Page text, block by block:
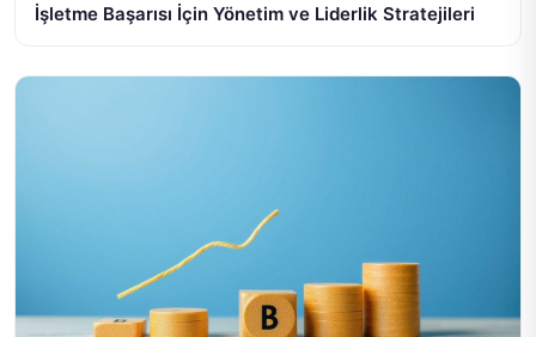
İşletme Başarısı İçin Yönetim ve Liderlik Stratejileri